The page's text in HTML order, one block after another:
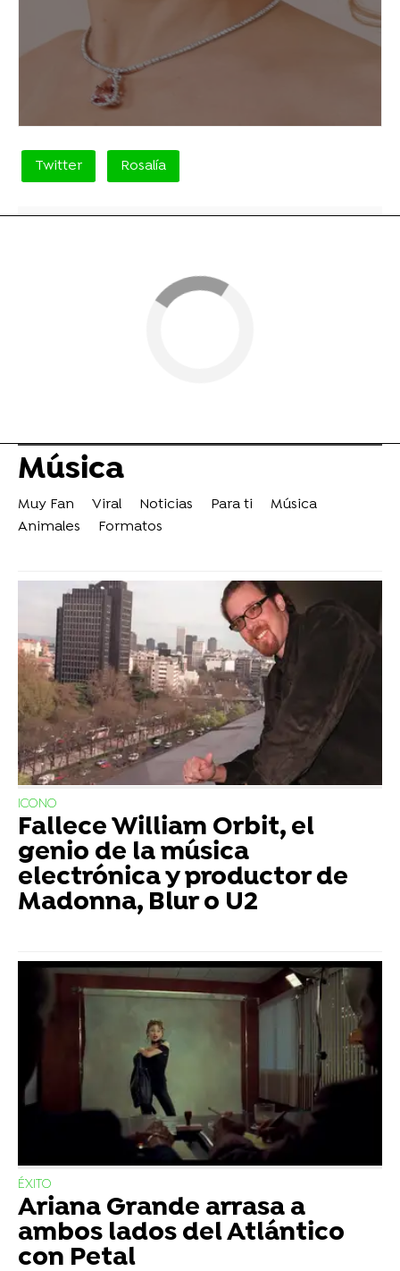
Twitter Rosalía
Música
Muy Fan Viral Noticias Para ti
Música
Animales
Formatos
ICONO
Fallece William Orbit, el
genio de la música
electrónica y productor de
Madonna, Blur o U2
ÉXITO
Ariana Grande arrasa a
ambos lados del Atlántico
con Petal